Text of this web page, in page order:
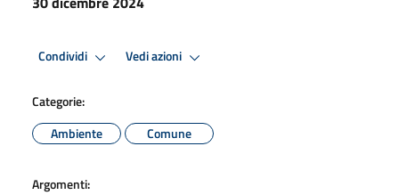
Condividi Vedi azioni
Categorie:
Ambiente
Comune
Argomenti: